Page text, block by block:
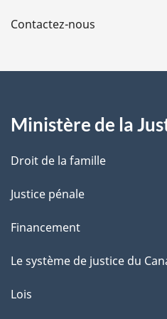
a
e
Contactez-nous
Ministère de la
Droit de la famille
Justice pénale
Financement
Le système de justice du
Lois